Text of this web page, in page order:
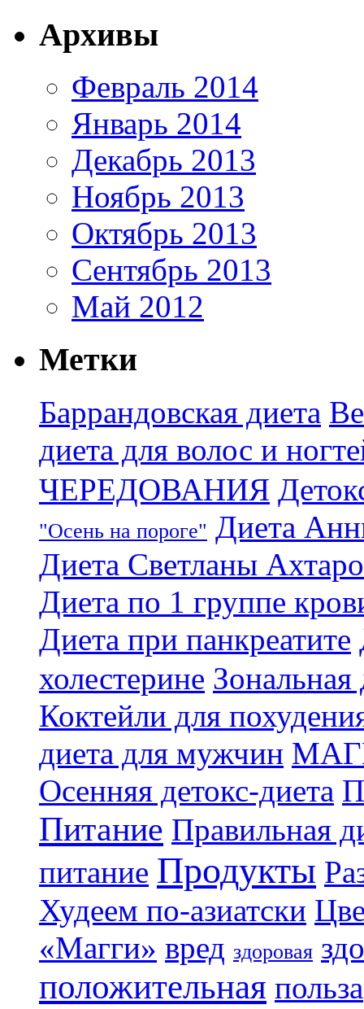
Архивы
Февраль 2014
Январь 2014
Декабрь 2013
Ноябрь 2013
Октябрь 2013
Сентябрь 2013
Май 2012
Метки
Баррандовская диета
диета для волос и
ЧЕРЕДОВАНИЯ
"Осень на пороге" Диета
Диета Светланы
Диета по 1 группе
Диета при панкреатите
холестерине Зональная
Коктейли для
диета для мужчин
Осенняя детокс-диета
Питание Правильная
питание Продукты
Худеем по-азиатски
«Магги» вред здоровая
положительная польза